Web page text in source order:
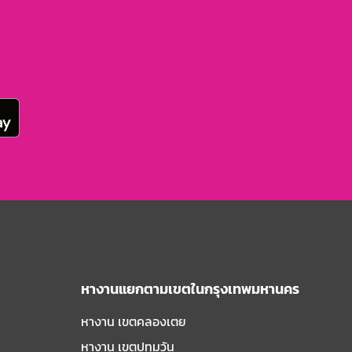
หางานแยกตามเขตในกรุงเทพมหานคร
หางาน เขตคลองเตย
หางาน เขตปทุมวัน